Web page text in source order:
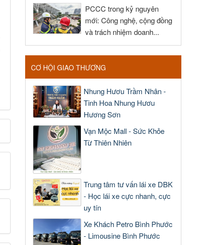
PCCC trong kỷ nguyên
mới: Công nghệ, cộng đồng
và trách nhiệm doanh...
CƠ HỘI GIAO THƯƠNG
Nhung Hươu Trầm Nhân -
Tinh Hoa Nhung Hươu
Hương Sơn
Vạn Mộc Mall - Sức Khỏe
Từ Thiên Nhiên
Trung tâm tư vấn lái xe DBK
- Học lái xe cực nhanh, cực
uy tín
Xe Khách Petro Bình Phước
- Limousine Bình Phước